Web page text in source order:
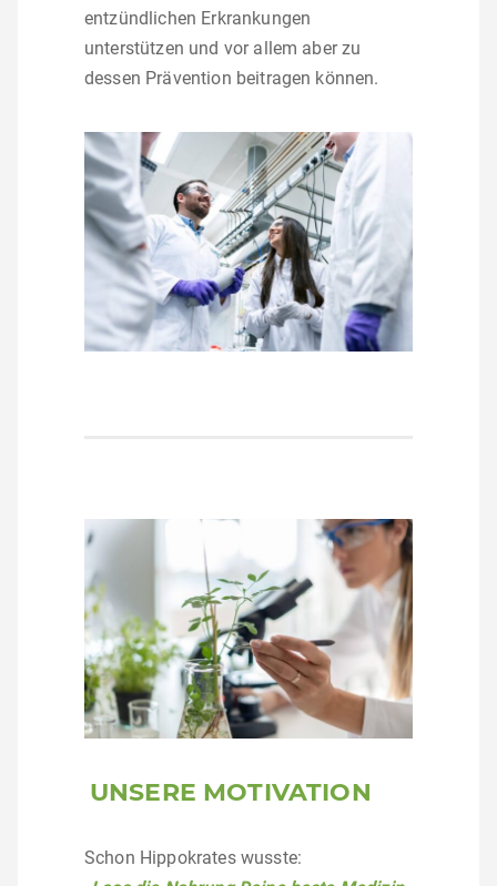
entzündlichen Erkrankungen
unterstützen und vor allem aber zu
dessen Prävention beitragen können.
UNSERE MOTIVATION
Schon Hippokrates wusste: